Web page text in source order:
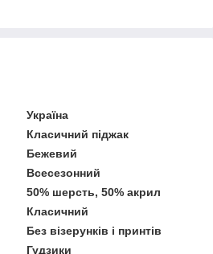
Україна
Класичний піджак
Бежевий
Всесезонний
50% шерсть, 50% акрил
Класичний
Без візерунків і принтів
Гудзики